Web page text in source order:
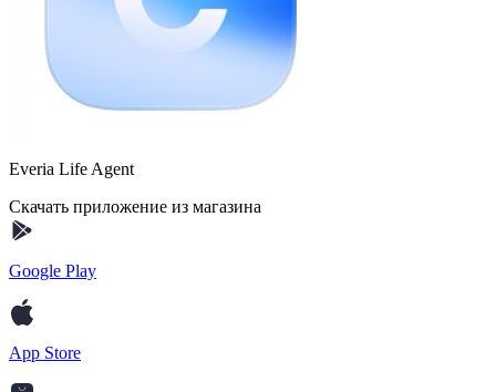
Everia Life Agent
Скачать приложение из магазина
Google Play
App Store